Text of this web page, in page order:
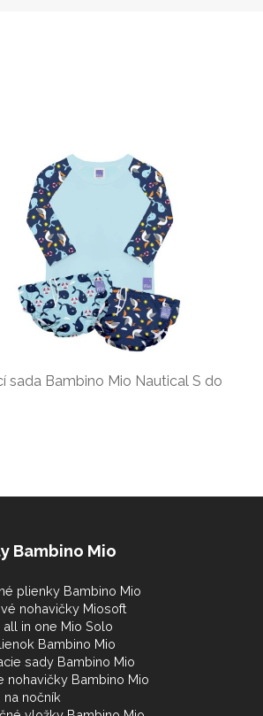
sada Bambino Mio Nautical S do
Bambino Mio
plienky Bambino Mio
nohavičky Miosoft
all in one Mio Solo
Bambino Mio
sady Bambino Mio
nohavičky Bambino Mio
na nočník